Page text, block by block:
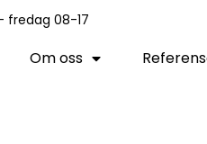
fredag 08-17
Om oss